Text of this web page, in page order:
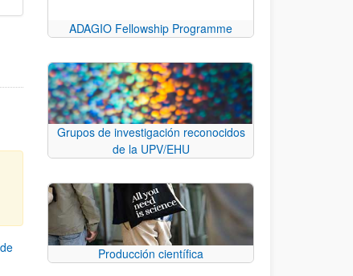
ADAGIO Fellowship Programme
Grupos de investigación reconocidos
de la UPV/EHU
Producción científica